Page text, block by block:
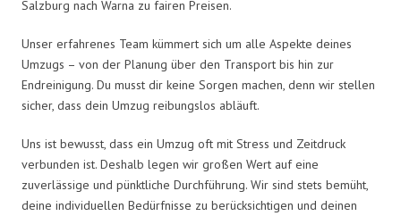
Salzburg nach Warna zu fairen Preisen.
Unser erfahrenes Team kümmert sich um alle Aspekte deines
Umzugs – von der Planung über den Transport bis hin zur
Endreinigung. Du musst dir keine Sorgen machen, denn wir stellen
sicher, dass dein Umzug reibungslos abläuft.
Uns ist bewusst, dass ein Umzug oft mit Stress und Zeitdruck
verbunden ist. Deshalb legen wir großen Wert auf eine
zuverlässige und pünktliche Durchführung. Wir sind stets bemüht,
deine individuellen Bedürfnisse zu berücksichtigen und deinen